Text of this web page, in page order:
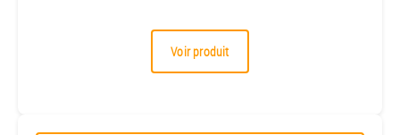
Voir produit